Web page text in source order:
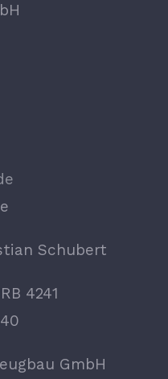
Schubert
4241
GmbH